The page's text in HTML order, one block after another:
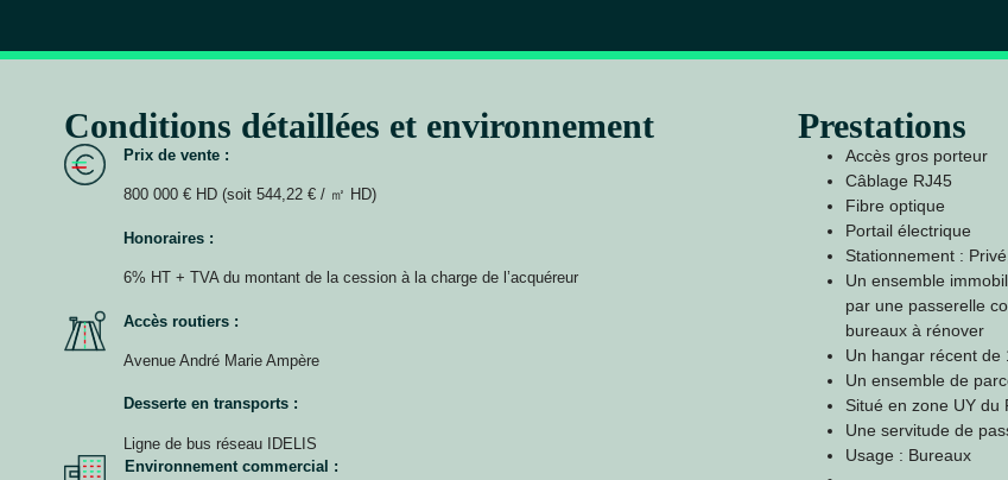
Conditions détaillées et environnement
Prix de vente :
800 000 € HD (soit 544,22 € / ㎡ HD)
Honoraires :
6% HT + TVA du montant de la cession à la charge de l’acquéreur
Accès routiers :
Avenue André Marie Ampère
Desserte en transports :
Ligne de bus réseau IDELIS
Environnement commercial :
Prestations
Accès gros porteur
Câblage RJ45
Fibre optique
Portail électrique
Stationnement :
Un ensemble
par une passerelle
bureaux à rénover
Un hangar récent de
Un ensemble de
Situé en zone UY du
Une servitude de
Usage : Bureaux